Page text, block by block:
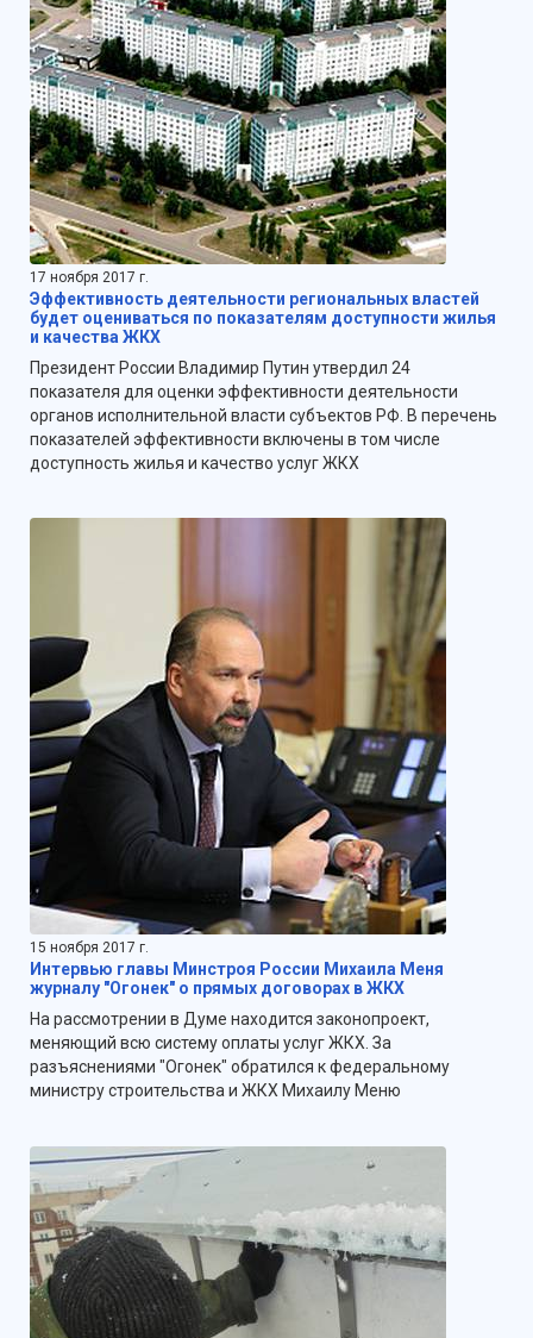
17 ноября 2017 г.
Эффективность деятельности региональных властей
будет оцениваться по показателям доступности жилья
и качества ЖКХ
Президент России Владимир Путин утвердил 24
показателя для оценки эффективности деятельности
органов исполнительной власти субъектов РФ. В перечень
показателей эффективности включены в том числе
доступность жилья и качество услуг ЖКХ
15 ноября 2017 г.
Интервью главы Минстроя России Михаила Меня
журналу "Огонек" о прямых договорах в ЖКХ
На рассмотрении в Думе находится законопроект,
меняющий всю систему оплаты услуг ЖКХ. За
разъяснениями "Огонек" обратился к федеральному
министру строительства и ЖКХ Михаилу Меню